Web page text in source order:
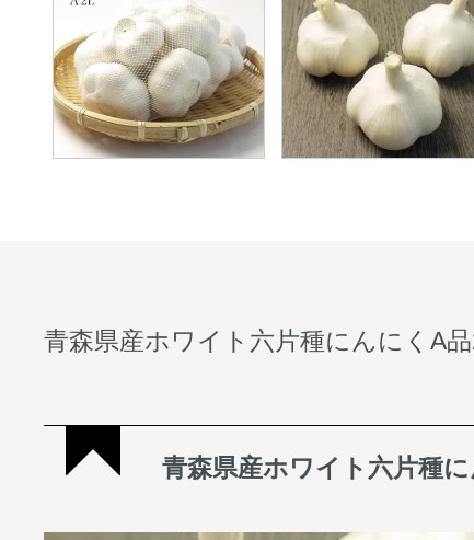
青森県産ホワイト六片種にんにくA
青森県産ホワイト六片種に